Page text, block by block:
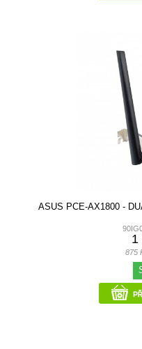
ASUS PCE-AX1800 -
1
875